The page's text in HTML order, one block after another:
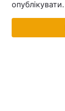
опублікувати.